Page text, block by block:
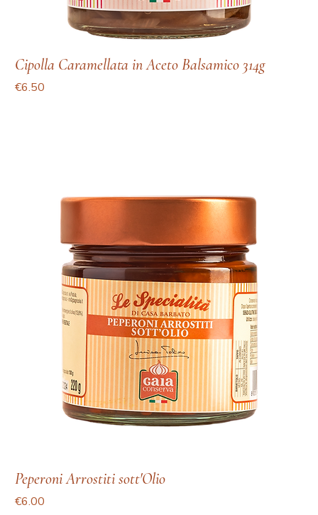
Cipolla Caramellata in Aceto Balsamico 314g
Price
€6.50
Peperoni Arrostiti sott'Olio
Price
€6.00